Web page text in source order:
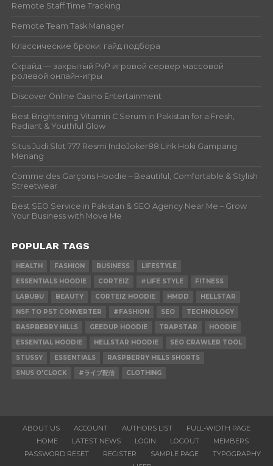
Remote Staff Time Tracking
Remote Team Task Manager
Классические брюки: гайд подбора
Скрайд — закрытый PvP игровой сервер массовой
ролевой онлайн‑игры
Discover Online Casino Entertainment
Best Brightening Vitamin C Serum in Pakistan for a Fresh,
Radiant & Youthful Glow
Situs Judi Slot 777 Resmi IndoJoker88 Link Hoki Gampang
Menang
Comme des Garçons Hoodie – Beautiful, Comfortable & Stylish
Streetwear
Best SEO Service in Pakistan & SEO Agency Near Me – Grow
Your Business with Move Me
POPULAR TAGS
HEALTH FASHION BUSINESS
LIFESTYLE
ESSENTIALS HOODIE
CORTEIZ #LIFE STYLE
FITNESS
LABUBU
BEAUTY CORTEIZ HOODIE HMDD
HELLSTAR
NSF TO PST CONVERTER
#FASHION SEO
TECHNOLOGY
RASPBERRY HILLS
GEEDUP HOODIE TRAPSTAR
HOODIE
ESSENTIAL HOODIE
HELLSTAR HOODIE
SEO CRAWLER TOOL
STUSSY
ESSENTIALS
RASPBERRY HILLS SHORTS
SNUS O'CLOCK
#ライブ配信 CLOTHING
ABOUT US ACCOUNT AUTHORS LIST
FULL-WIDTH PAGE
HOME
LATEST NEWS LOGIN LOGOUT
MEMBERS
PASSWORD RESET
REGISTER SAMPLE PAGE
TYPOGRAPHY